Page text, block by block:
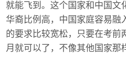
就能飞到。这个国家和中国文
华裔比例高，中国家庭容易融
的要求比较宽松，只要在考前
月就可以了，不像其他国家那